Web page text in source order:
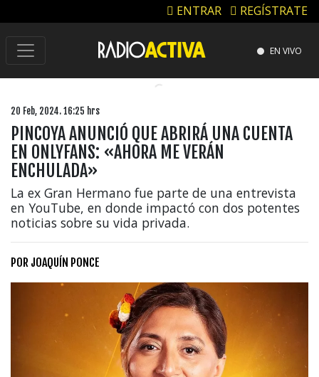
ENTRAR REGÍSTRATE
EN VIVO
20 Feb, 2024. 16:25 hrs
PINCOYA ANUNCIÓ QUE ABRIRÁ UNA CUENTA
EN ONLYFANS: «AHORA ME VERÁN
ENCHULADA»
La ex Gran Hermano fue parte de una entrevista
en YouTube, en donde impactó con dos potentes
noticias sobre su vida privada.
POR JOAQUÍN PONCE